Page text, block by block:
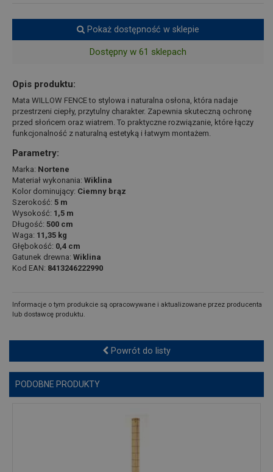
Pokaż dostępność w sklepie
Dostępny w 61 sklepach
Opis produktu:
Mata WILLOW FENCE to stylowa i naturalna osłona, która nadaje
przestrzeni ciepły, przytulny charakter. Zapewnia skuteczną ochronę
przed słońcem oraz wiatrem. To praktyczne rozwiązanie, które łączy
funkcjonalność z naturalną estetyką i łatwym montażem.
Parametry:
Marka: Nortene
Materiał wykonania: Wiklina
Kolor dominujący: Ciemny brąz
Szerokość: 5 m
Wysokość: 1,5 m
Długość: 500 cm
Waga: 11,35 kg
Głębokość: 0,4 cm
Gatunek drewna: Wiklina
Kod EAN: 8413246222990
Informacje o tym produkcie są opracowywane i aktualizowane przez producenta
lub dostawcę produktu.
Powrót do listy
PODOBNE PRODUKTY